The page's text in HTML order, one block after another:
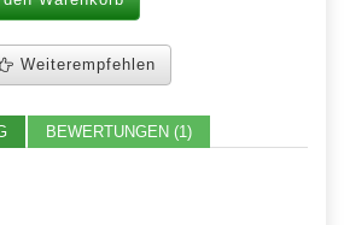
Weiterempfehlen
BEWERTUNGEN (1)